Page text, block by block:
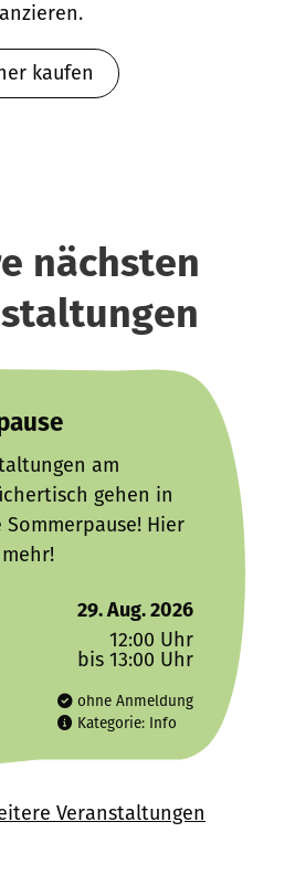
kaufen
nächsten
am
gehen in
Hier
29. Aug. 2026
12:00 Uhr
bis 13:00 Uhr
ohne Anmeldung
Kategorie: Info
Veranstaltungen